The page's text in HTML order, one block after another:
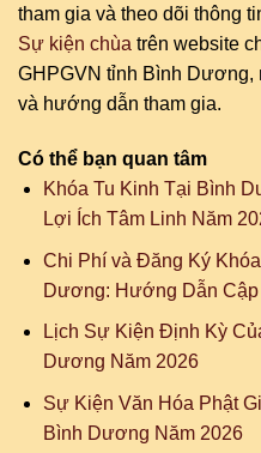
tham gia và theo dõi thông
Sự kiện chùa trên website
GHPGVN tỉnh Bình Dương,
và hướng dẫn tham gia.
Có thể bạn quan tâm
Khóa Tu Kinh Tại Bình
Lợi Ích Tâm Linh Năm
Chi Phí và Đăng Ký
Dương: Hướng Dẫn Cập
Lịch Sự Kiện Định Kỳ
Dương Năm 2026
Sự Kiện Văn Hóa Phật
Bình Dương Năm 2026